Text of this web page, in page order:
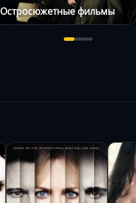
Остросюжетные фильмы